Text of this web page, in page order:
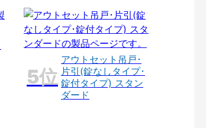
アウトセット吊戸･
片引(錠なしタイプ･
錠付タイプ) スタン
ダード